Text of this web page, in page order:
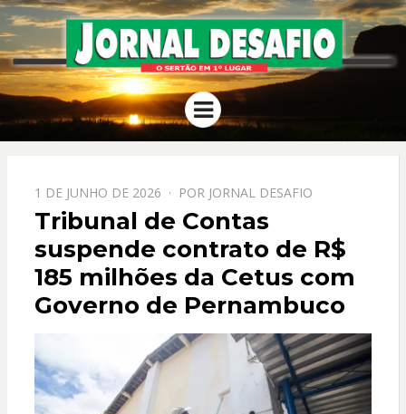
JORNAL
DESAFIO
O Sertão em 1º Lugar
Menu
PPOSTADO
EM
1 DE JUNHO DE 2026 POR JORNAL DESAFIO
Tribunal de Contas
suspende contrato de R$
185 milhões da Cetus com
Governo de Pernambuco